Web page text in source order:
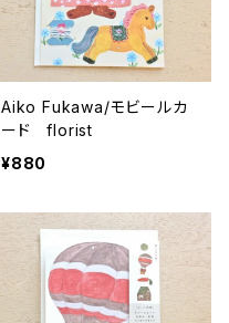
Aiko Fukawa/モビールカ
ード florist
¥880